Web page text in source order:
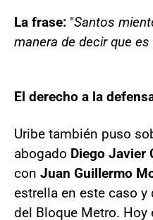
La frase: "Santos
manera de decir que
El derecho a la
Uribe también puso
abogado Diego Javier
con Juan Guillermo
estrella en este caso
del Bloque Metro. Hoy